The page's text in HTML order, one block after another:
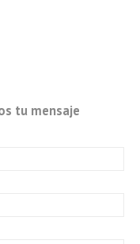
tu mensaje